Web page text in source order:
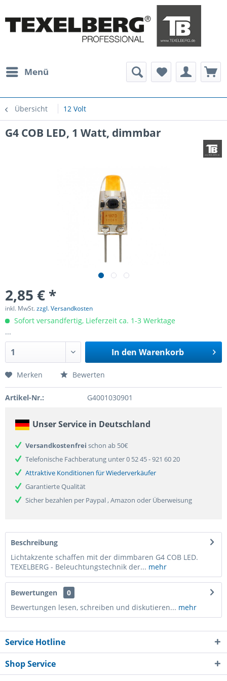
Menü
Übersicht 12 Volt
G4 COB LED, 1 Watt, dimmbar
2,85 € *
inkl. MwSt.zzgl. Versandkosten
Sofort versandfertig, Lieferzeit ca. 1-3 Werktage
...
In den Warenkorb
Merken Bewerten
Artikel-Nr.: G4001030901
Unser Service in Deutschland
Versandkostenfrei schon ab 50€
Telefonische Fachberatung unter 0 52 45 - 921 60 20
Attraktive Konditionen für Wiederverkäufer
Garantierte Qualität
Sicher bezahlen per Paypal , Amazon oder Überweisung
Beschreibung
Lichtakzente schaffen mit der dimmbaren G4 COB LED.
TEXELBERG - Beleuchtungstechnik der... mehr
Bewertungen
0
Bewertungen lesen, schreiben und diskutieren... mehr
Service Hotline
Shop Service